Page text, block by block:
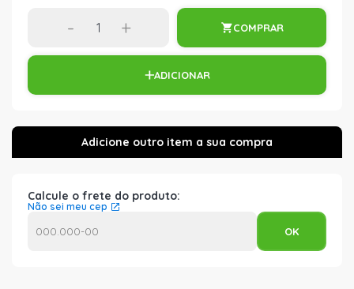
- + COMPRAR
ADICIONAR
Calcule o frete do produto:
Não sei meu cep